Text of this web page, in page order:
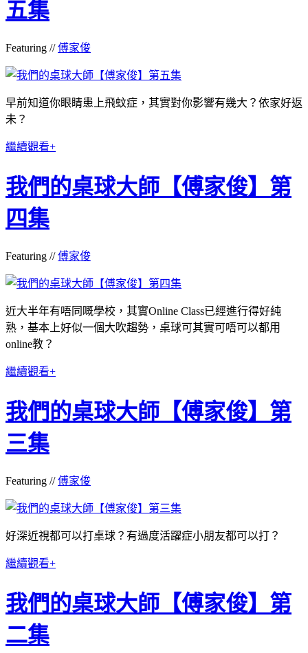
五集
Featuring //傅家俊
早前知道你眼睛患上飛蚊症，其實對你影響有幾大？依家好返
未？
繼續觀看+
我們的桌球大師【傅家俊】第
四集
Featuring //傅家俊
近大半年有唔同嘅學校，其實Online Class已經進行得好純
熟，基本上好似一個大吹趨勢，桌球可其實可唔可以都用
online教？
繼續觀看+
我們的桌球大師【傅家俊】第
三集
Featuring //傅家俊
好深近視都可以打桌球？有過度活躍症小朋友都可以打？
繼續觀看+
我們的桌球大師【傅家俊】第
二集